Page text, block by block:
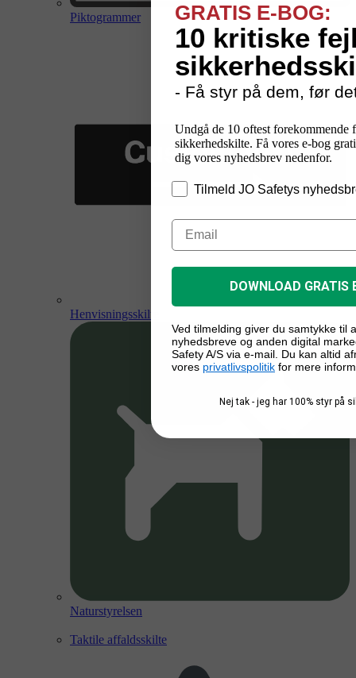
Piktogrammer
Henvisningsskilte
Naturstyrelsen
Taktile affaldsskilte
GRATIS E-BOG:
10 kritiske
- Få styr på dem, før
Undgå de 10 oftest forekommende
sikkerhedskilte. Få vores e-bog
dig vores nyhedsbrev nedenfor.
Tilmeld JO Safetys
DOWNLOAD GRATIS
Ved tilmelding giver du samtykke til
nyhedsbreve og anden digital
Safety A/S via e-mail. Du kan altid
vores privatlivspolitik for mere
Nej tak - jeg har 100% styr på